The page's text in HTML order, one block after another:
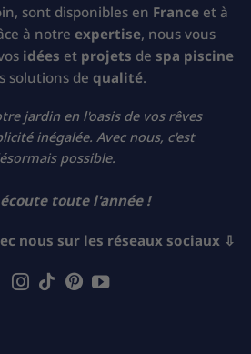
sont disponibles en Franceet à
à notre expertise, nous vous
idées et projets de spa piscine
solutions de qualité.
jardin en l'oasis de vos rêves
inégalée. Avec nous, c'est
possible.
toute l'année !
nous sur les réseaux sociaux ⇩